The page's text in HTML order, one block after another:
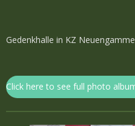
Gedenkhalle in KZ
Click here to see full photo